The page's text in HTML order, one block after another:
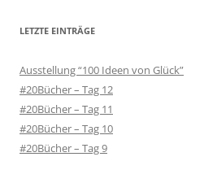
LETZTE EINTRÄGE
Ausstellung “100 Ideen von Glück”
#20Bücher – Tag 12
#20Bücher – Tag 11
#20Bücher – Tag 10
#20Bücher – Tag 9